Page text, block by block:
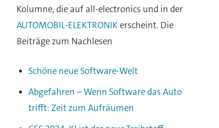
Kolumne, die auf all-electronics und in der
AUTOMOBIL-ELEKTRONIKerscheint. Die
Beiträge zum Nachlesen
Schöne neue Software-Welt
Abgefahren – Wenn Software das Auto
trifft: Zeit zum Aufräumen